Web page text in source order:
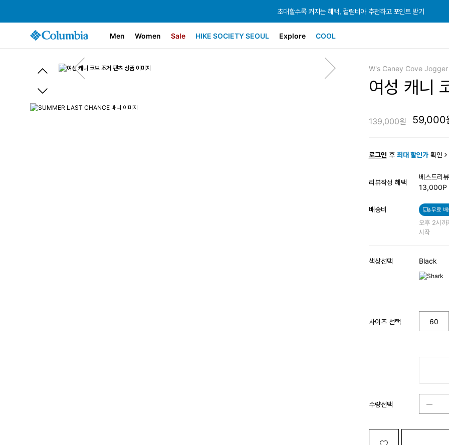
초대할수록 커지는 혜택, 컬럼비아 추천하고 포인트 받기
초대할수록 커지는 혜택, 컬럼비아 추천하고 포인트 받기
초대할수록 커지는 혜택, 컬럼비아 추천하고 포인트 받기
Men Women Sale HIKE SOCIETY SEOUL Explore COOL
W's Caney Cove
여성 캐니
139,000원 59,000
로그인 후 최대 할인가확인
리뷰작성 혜택
베스트리
13,000P
배송비 무료 배
오후 2시까
시작
색상선택 Black
사이즈 선택 60
수량선택